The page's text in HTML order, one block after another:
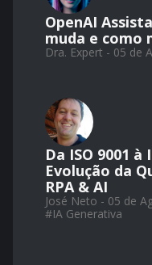
OpenAI
muda e como
Dra. Expert - 05 de
Da ISO 9001
Evolução da
RPA & AI
José Neto - 05 de
#IA Generativa